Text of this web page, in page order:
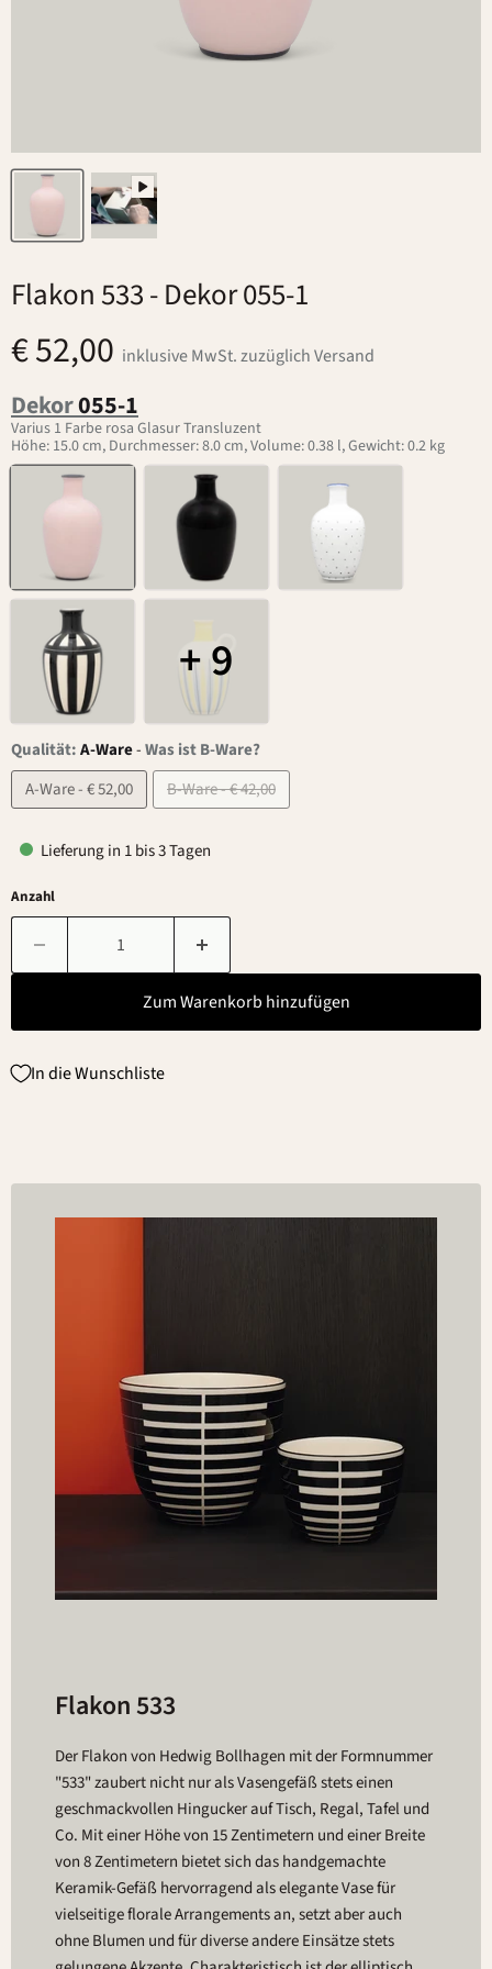
Flakon 533- Dekor 055-1
€ 52,00 inklusive MwSt. zuzüglich Versand
Dekor055-1
Varius 1 Farbe rosa Glasur Transluzent
Höhe: 15.0 cm, Durchmesser: 8.0 cm, Volume: 0.38 l, Gewicht: 0.2 kg
+ 9
Qualität:A-Ware-Was ist B-Ware?
A-Ware - € 52,00
B-Ware - € 42,00
Lieferung in 1 bis 3 Tagen
Anzahl
Zum Warenkorb hinzufügen
In die Wunschliste
Flakon 533
Der Flakon von Hedwig Bollhagen mit der Formnummer
"533" zaubert nicht nur als Vasengefäß stets einen
geschmackvollen Hingucker auf Tisch, Regal, Tafel und
Co. Mit einer Höhe von 15 Zentimetern und einer Breite
von 8 Zentimetern bietet sich das handgemachte
Keramik-Gefäß hervorragend als elegante Vase für
vielseitige florale Arrangements an, setzt aber auch
ohne Blumen und für diverse andere Einsätze stets